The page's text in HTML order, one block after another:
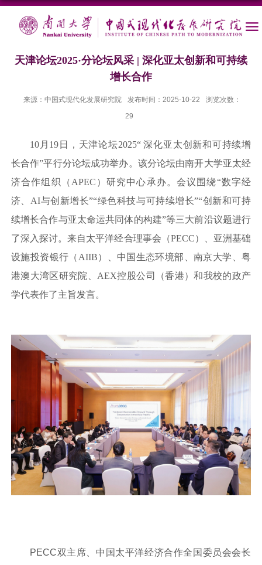
天津论坛2025·分论坛风采 | 深化亚太创新和可持续
增长合作
来源：中国式现代化发展研究院 发布时间：2025-10-22
浏览次数：
29
10月19日，天津论坛2025“ 深化亚太创新和可持续增
长合作”平行分论坛成功举办。该分论坛由南开大学亚太经
济合作组织（APEC）研究中心承办。会议围绕“数字经
济、AI与创新增长”“绿色科技与可持续增长”“创新和可持
续增长合作与亚太命运共同体的构建”等三大前沿议题进行
了深入探讨。来自太平洋经合理事会（PECC）、亚洲基础
设施投资银行（AIIB）、中国生态环境部、南京大学、粤
港澳大湾区研究院、AEX控股公司（香港）和我校的政产
学代表作了主旨发言。
PECC双主席、中国太平洋经济合作全国委员会会长